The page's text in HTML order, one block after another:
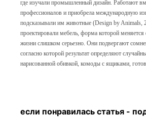
где изучали промышленный дизайн. Работают
профессионалов и приобрела международную
подсказывали им животные (Design by Animals,
проектировали мебель, форма которой
жизни слишком серьезно. Они подвергают
согласно которой результат определяют
нарисованной обивкой, комоды с ящиками,
если понравилась статья - п